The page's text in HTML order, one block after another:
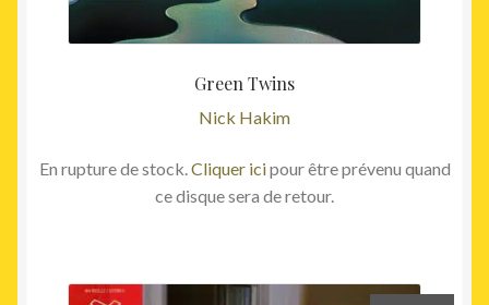
Green Twins
Nick Hakim
En rupture de stock.Cliquer icipour être prévenu quand
ce disque sera de retour.